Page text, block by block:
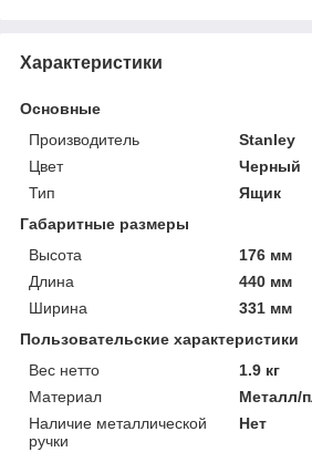
Характеристики
Основные
Производитель
Stanley
Цвет
Черный
Тип
Ящик
Габаритные размеры
Высота
176 мм
Длина
440 мм
Ширина
331 мм
Пользовательские характеристики
Вес нетто
1.9 кг
Материал
Металл/
Наличие металлической
ручки
Нет